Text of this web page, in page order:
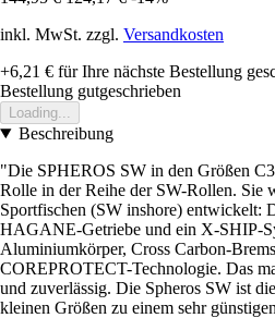
inkl. MwSt. zzgl. Versandkosten
+6,21 € für Ihre nächste Bestellung
Bestellung gutgeschrieben
Loading...
Beschreibung
"Die SPHEROS SW in den Größen
Rolle in der Reihe der SW-Rollen. Sie
Sportfischen (SW inshore) entwickelt:
HAGANE-Getriebe und ein X-SHIP-
Aluminiumkörper, Cross Carbon-
COREPROTECT-Technologie. Das
und zuverlässig. Die Spheros SW ist
kleinen Größen zu einem sehr